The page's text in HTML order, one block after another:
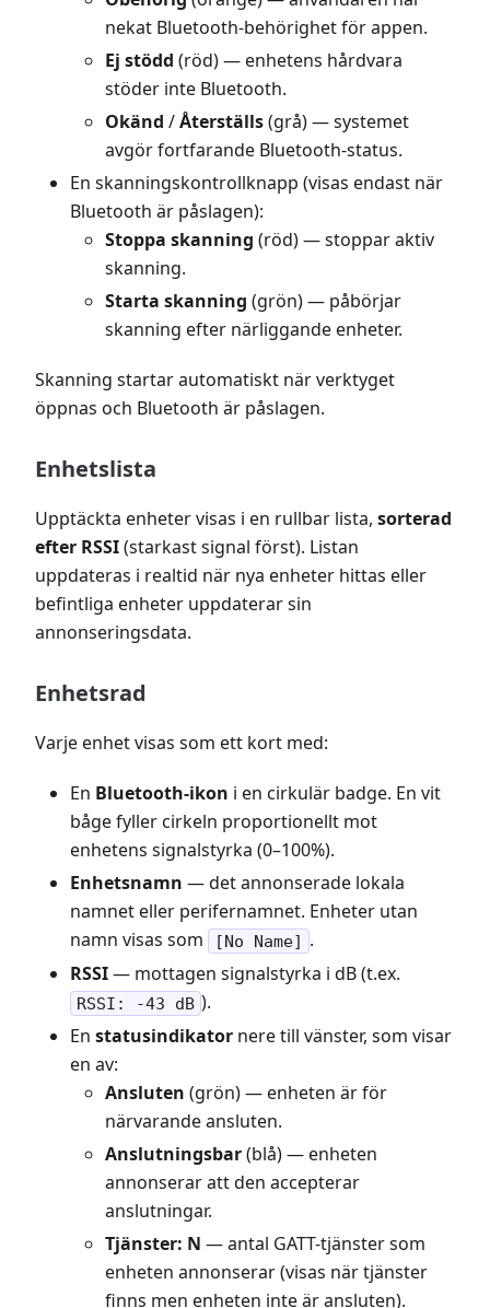
nekat Bluetooth-behörighet för appen.
Ej stödd (röd) — enhetens hårdvara
stöder inte Bluetooth.
Okänd /Återställs(grå) — systemet
avgör fortfarande Bluetooth-status.
En skanningskontrollknapp (visas endast när
Bluetooth är påslagen):
Stoppa skanning (röd) — stoppar aktiv
skanning.
Starta skanning (grön) — påbörjar
skanning efter närliggande enheter.
Skanning startar automatiskt när verktyget
öppnas och Bluetooth är påslagen.
Enhetslista
Upptäckta enheter visas i en rullbar lista, sorterad
efter RSSI(starkast signal först). Listan
uppdateras i realtid när nya enheter hittas eller
befintliga enheter uppdaterar sin
annonseringsdata.
Enhetsrad
Varje enhet visas som ett kort med:
En Bluetooth-ikon i en cirkulär badge. En vit
båge fyller cirkeln proportionellt mot
enhetens signalstyrka (0–100%).
Enhetsnamn — det annonserade lokala
namnet eller perifernamnet. Enheter utan
namn visas som
[No Name] .
RSSI— mottagen signalstyrka i dB (t.ex.
RSSI: -43 dB ).
En statusindikator nere till vänster, som visar
en av:
Ansluten (grön) — enheten är för
närvarande ansluten.
Anslutningsbar(blå) — enheten
annonserar att den accepterar
anslutningar.
Tjänster: N — antal GATT-tjänster som
enheten annonserar (visas när tjänster
finns men enheten inte är ansluten).